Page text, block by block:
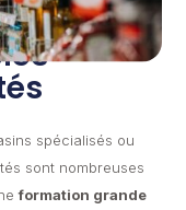
spécialisés ou
sont nombreuses
formation grande